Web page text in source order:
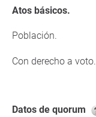
Atos básicos.
Población.
Con derecho a voto.
Datos de quorum